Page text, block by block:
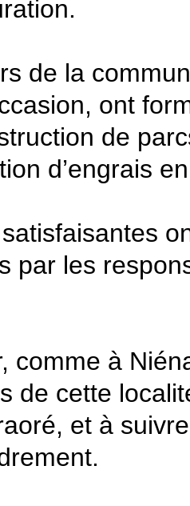
de la
ont
de
d’engrais
par les
comme à
de cette
et à